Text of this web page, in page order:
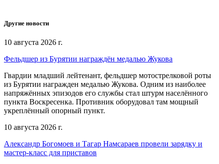
Другие новости
10 августа 2026 г.
Фельдшер из Бурятии награждён медалью Жукова
Гвардии младший лейтенант, фельдшер мотострелковой роты
из Бурятии награжден медалью Жукова. Одним из наиболее
напряжённых эпизодов его службы стал штурм населённого
пункта Воскресенка. Противник оборудовал там мощный
укреплённый опорный пункт.
10 августа 2026 г.
Александр Богомоев и Тагар Намсараев провели зарядку и
мастер-класс для приставов